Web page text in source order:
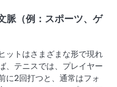
脈（例：スポーツ、ゲ
ットはさまざまな形で現れ
、テニスでは、プレイヤー
に2回打つと、通常はフォ